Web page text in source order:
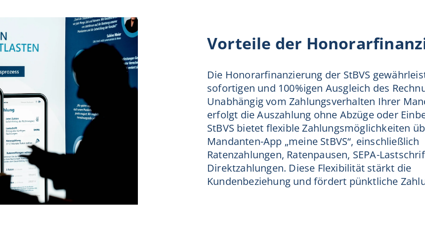
Vorteile der
Die Honorarfinanzierung der StBVS
sofortigen und 100%igen Ausgleich des
Unabhängig vom Zahlungsverhalten Ihrer
erfolgt die Auszahlung ohne Abzüge oder
StBVS bietet flexible Zahlungsmöglichkeiten
Mandanten-App „meine StBVS“, einschließlich
Ratenzahlungen, Ratenpausen, SEPA-
Direktzahlungen. Diese Flexibilität stärkt die
Kundenbeziehung und fördert pünktliche